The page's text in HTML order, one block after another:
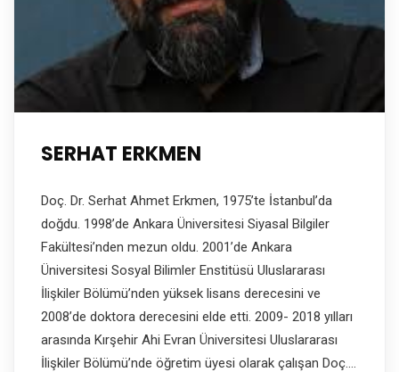
SERHAT ERKMEN
Doç. Dr. Serhat Ahmet Erkmen, 1975’te İstanbul’da
doğdu. 1998’de Ankara Üniversitesi Siyasal Bilgiler
Fakültesi’nden mezun oldu. 2001’de Ankara
Üniversitesi Sosyal Bilimler Enstitüsü Uluslararası
İlişkiler Bölümü’nden yüksek lisans derecesini ve
2008’de doktora derecesini elde etti. 2009- 2018 yılları
arasında Kırşehir Ahi Evran Üniversitesi Uluslararası
İlişkiler Bölümü’nde öğretim üyesi olarak çalışan Doç.…